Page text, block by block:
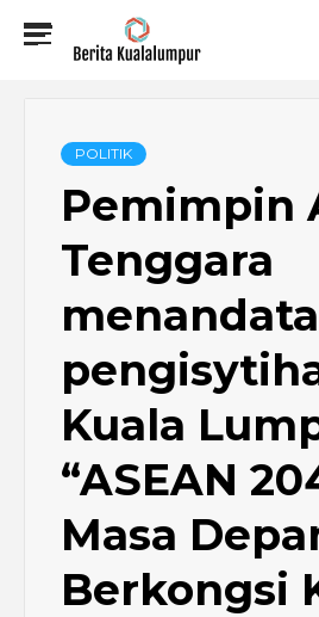
BERITA
POLITIK
Pemimpin
Tenggara
Kuala
“ASEAN
Masa
Berkongsi